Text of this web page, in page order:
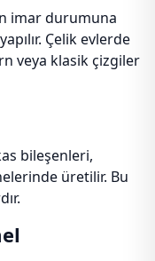
imar durumuna
Çelik evlerde
veya klasik çizgiler
bileşenleri,
üretilir. Bu